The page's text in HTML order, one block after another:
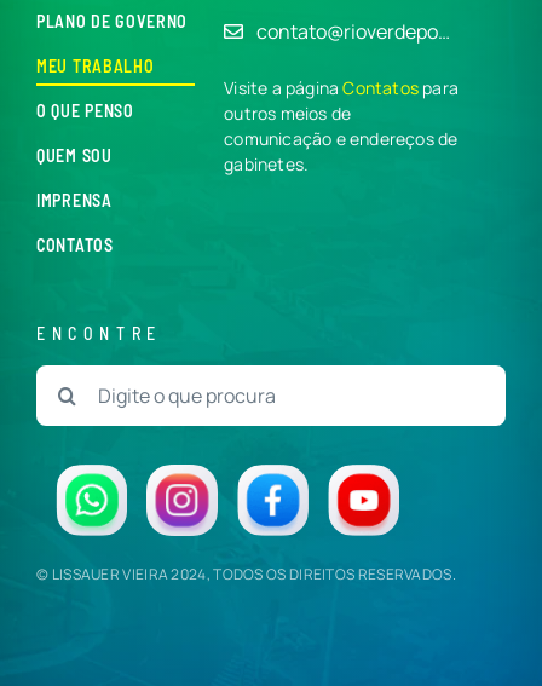
PLANO DE GOVERNO
MEU TRABALHO
O QUE PENSO
QUEM SOU
IMPRENSA
CONTATOS
contato@rioverdepo…
Visite a páginaContatos para
outros meios de
comunicação e endereços de
gabinetes.
ENCONTRE
Buscar
resultados
© LISSAUER VIEIRA 2024, TODOS OS DIREITOS RESERVADOS.